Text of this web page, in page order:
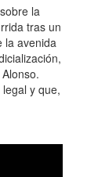
la
tras un
la avenida
y que,